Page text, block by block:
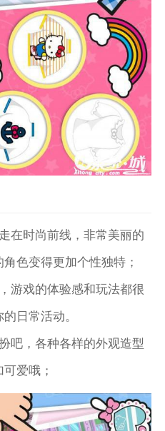
在时尚前线，非常美丽的
色变得更加个性独特；
游戏的体验感和玩法都很
日常活动。
吧，各种各样的外观造型
爱哦；